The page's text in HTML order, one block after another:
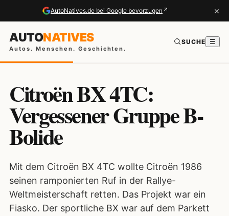
AutoNatives.de bei Google bevorzugen ↗ ×
AUTONATIVES
Autos. Menschen. Geschichten.
SUCHE ☰
Citroën BX 4TC:
Vergessener Gruppe B-
Bolide
Mit dem Citroën BX 4TC wollte Citroën 1986
seinen ramponierten Ruf in der Rallye-
Weltmeisterschaft retten. Das Projekt war ein
Fiasko. Der sportliche BX war auf dem Parkett